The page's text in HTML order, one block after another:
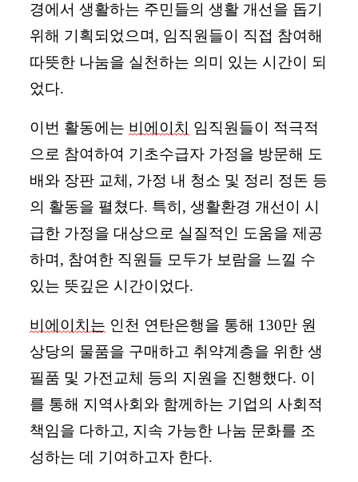
경에서 생활하는 주민들의 생활 개선을 돕기
위해 기획되었으며, 임직원들이 직접 참여해
따뜻한 나눔을 실천하는 의미 있는 시간이 되
었다.
이번 활동에는 비에이치
임직원들이 적극적
으로 참여하여 기초수급자 가정을 방문해 도
배와 장판 교체, 가정 내 청소 및 정리 정돈 등
의 활동을 펼쳤다. 특히, 생활환경 개선이 시
급한 가정을 대상으로 실질적인 도움을 제공
하며, 참여한 직원들 모두가 보람을 느낄 수
있는 뜻깊은 시간이었다.
비에이치는 인천 연탄은행을 통해 130만 원
상당의 물품을 구매하고 취약계층을 위한 생
필품 및 가전교체 등의 지원을 진행했다. 이
를 통해 지역사회와 함께하는 기업의 사회적
책임을 다하고, 지속 가능한 나눔 문화를 조
성하는 데 기여하고자 한다.